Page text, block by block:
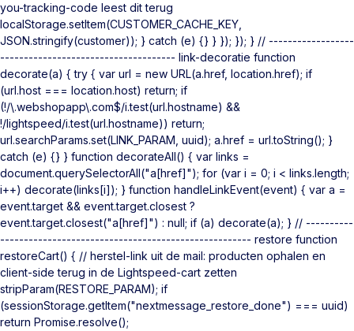
you-tracking-code leest dit terug
localStorage.setItem(CUSTOMER_CACHE_KEY,
JSON.stringify(customer)); } catch (e) {} } }); }); } // ------------------
------------------------------------- link-decoratie function
decorate(a) { try { var url = new URL(a.href, location.href); if
(url.host === location.host) return; if
(!/\.webshopapp\.com$/i.test(url.hostname) &&
!/lightspeed/i.test(url.hostname)) return;
url.searchParams.set(LINK_PARAM, uuid); a.href = url.toString(); }
catch (e) {} } function decorateAll() { var links =
document.querySelectorAll("a[href]"); for (var i = 0; i < links.length;
i++) decorate(links[i]); } function handleLinkEvent(event) { var a =
event.target && event.target.closest ?
event.target.closest("a[href]") : null; if (a) decorate(a); } // ----------
----------------------------------------------------- restore function
restoreCart() { // herstel-link uit de mail: producten ophalen en
client-side terug in de Lightspeed-cart zetten
stripParam(RESTORE_PARAM); if
(sessionStorage.getItem("nextmessage_restore_done") === uuid)
return Promise.resolve();